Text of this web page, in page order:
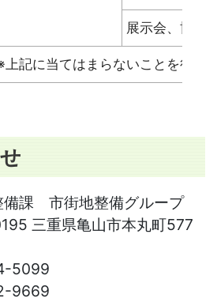
展示会、博覧
上記に当てはまらないことを行い
課 市街地整備グループ
三重県亀山市本丸町577
5099
9669